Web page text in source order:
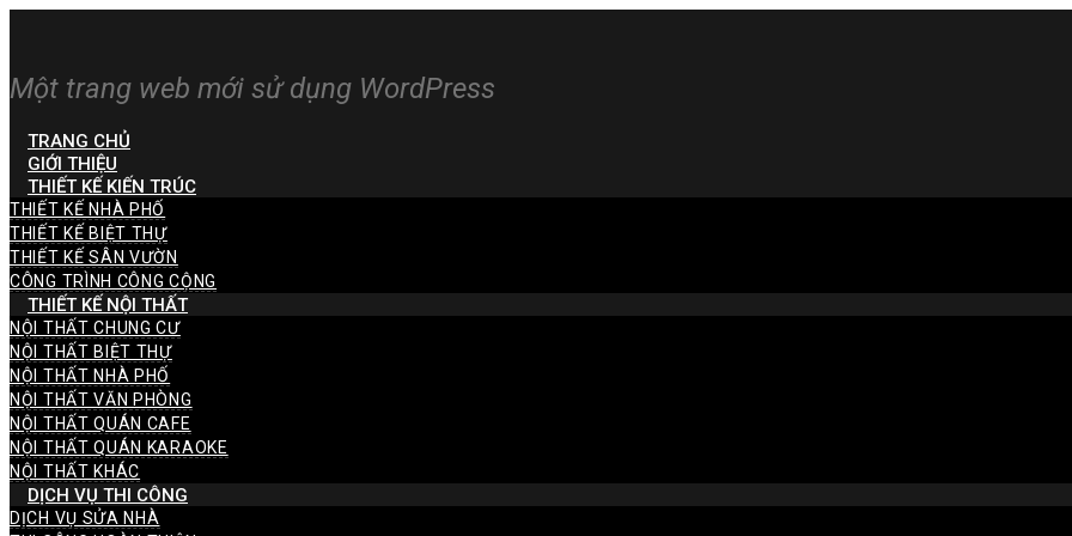
Một trang web mới sử dụng WordPress
TRANG CHỦ
GIỚI THIỆU
THIẾT KẾ KIẾN TRÚC
THIẾT KẾ NHÀ PHỐ
THIẾT KẾ BIỆT THỰ
THIẾT KẾ SÂN VƯỜN
CÔNG TRÌNH CÔNG CỘNG
THIẾT KẾ NỘI THẤT
NỘI THẤT CHUNG CƯ
NỘI THẤT BIỆT THỰ
NỘI THẤT NHÀ PHỐ
NỘI THẤT VĂN PHÒNG
NỘI THẤT QUÁN CAFE
NỘI THẤT QUÁN KARAOKE
NỘI THẤT KHÁC
DỊCH VỤ THI CÔNG
DỊCH VỤ SỬA NHÀ